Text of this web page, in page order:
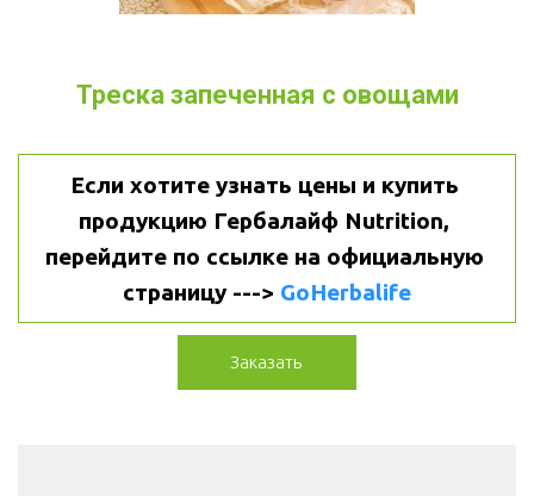
Треска запеченная с овощами
Если хотите узнать цены и купить
продукцию Гербалайф Nutrition,
перейдите по ссылке на официальную
страницу ---> GoHerbalife
Заказать